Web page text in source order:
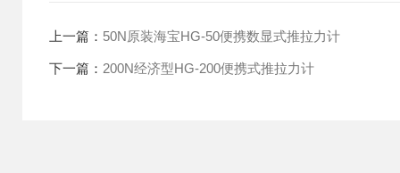
上一篇： 50N原装海宝HG-50便携数显式推拉力计
下一篇： 200N经济型HG-200便携式推拉力计